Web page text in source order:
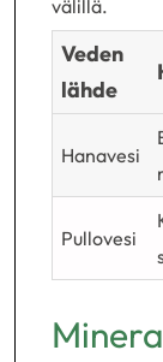
välillä.
Veden
lähde
Hanavesi
Pullovesi